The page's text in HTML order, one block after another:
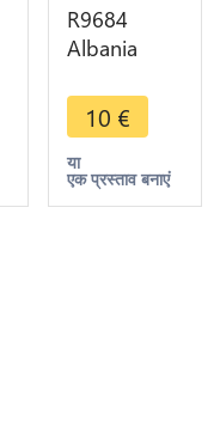
R9684
Albania
Vittorio
Emanuele III
Italian
Occupation
10 €
या
एक प्रस्ताव बनाएं